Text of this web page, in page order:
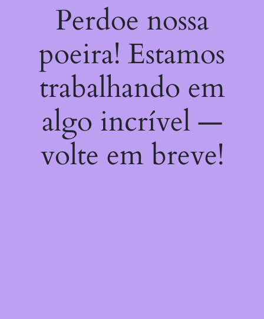
Perdoe nossa
poeira! Estamos
trabalhando em
algo incrível —
volte em breve!